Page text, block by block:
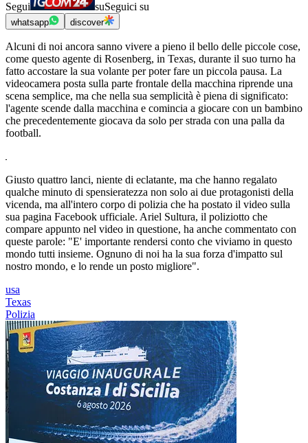
Segui suSeguici su
whatsapp discover
Alcuni di noi ancora sanno vivere a pieno il bello delle piccole cose,
come questo agente di Rosenberg, in Texas, durante il suo turno ha
fatto accostare la sua volante per poter fare un piccola pausa. La
videocamera posta sulla parte frontale della macchina riprende una
scena semplice, ma che nella sua semplicità è piena di significato:
l'agente scende dalla macchina e comincia a giocare con un bambino
che precedentemente giocava da solo per strada con una palla da
football.
Giusto quattro lanci, niente di eclatante, ma che hanno regalato
qualche minuto di spensieratezza non solo ai due protagonisti della
vicenda, ma all'intero corpo di polizia che ha postato il video sulla
sua pagina Facebook ufficiale. Ariel Sultura, il poliziotto che
compare appunto nel video in questione, ha anche commentato con
queste parole: "E' importante rendersi conto che viviamo in questo
mondo tutti insieme. Ognuno di noi ha la sua forza d'impatto sul
nostro mondo, e lo rende un posto migliore".
usa
Texas
Polizia